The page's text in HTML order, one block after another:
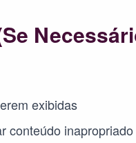
exibidas
conteúdo inapropriado